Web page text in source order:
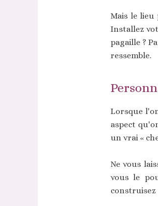
Mais le lieu
Installez
pagaille ?
ressemble.
Lorsque
aspect
un vrai «
Ne vous
vous le
construisez